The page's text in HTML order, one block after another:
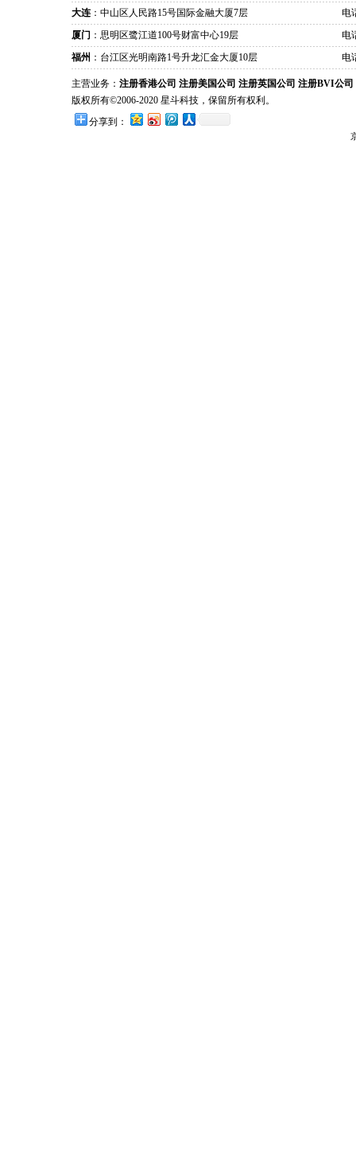
大连 ：中山区人民路15号国际金融大厦7层
电
厦门 ：思明区鹭江道100号财富中心19层
电
福州 ：台江区光明南路1号升龙汇金大厦10层 电
主营业务： 注册香港公司 注册美国公司 注册英国公司 注册BVI公司
版权所有©2006-2020 星斗科技，保留所有权利。
分享到：